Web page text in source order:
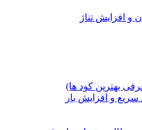
و افزایش تناژ
بهترین کود ها)
و افزایش بار